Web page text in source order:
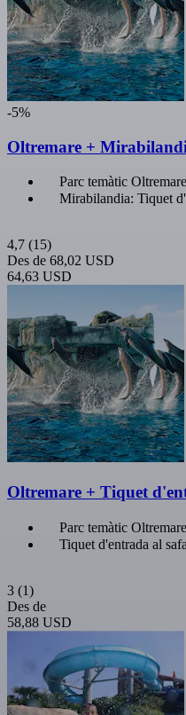
-5%
Oltremare +
Parc temàtic
Mirabilandia: Tiquet
4,7 (15)
Des de 68,02 USD
64,63 USD
Oltremare + Tiquet
Parc temàtic
Tiquet d'entrada al
3 (1)
Des de
58,88 USD